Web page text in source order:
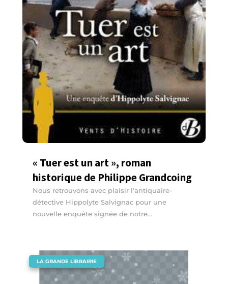
« Tuer est un art », roman
historique de Philippe Grandcoing
Nous retrouvons avec plaisir l'antiquaire-
détective Hippolyte Salvignac pour une
nouvelle enquête signée de notre...
LA GRANDE LIBRAIRIE